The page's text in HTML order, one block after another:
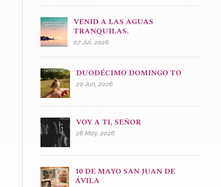
VENID A LAS AGUAS
TRANQUILAS.
07 Jul, 2026
DUODÉCIMO DOMINGO TO
20 Jun, 2026
VOY A TI, SEÑOR
26 May, 2026
10 DE MAYO SAN JUAN DE
ÁVILA